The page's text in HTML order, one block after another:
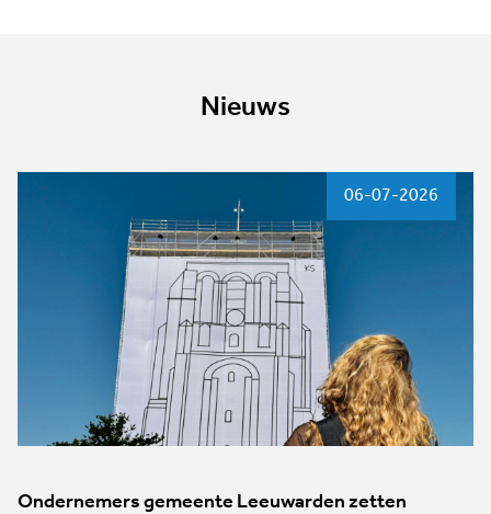
Nieuws
06-07-2026
Ondernemers gemeente Leeuwarden zetten